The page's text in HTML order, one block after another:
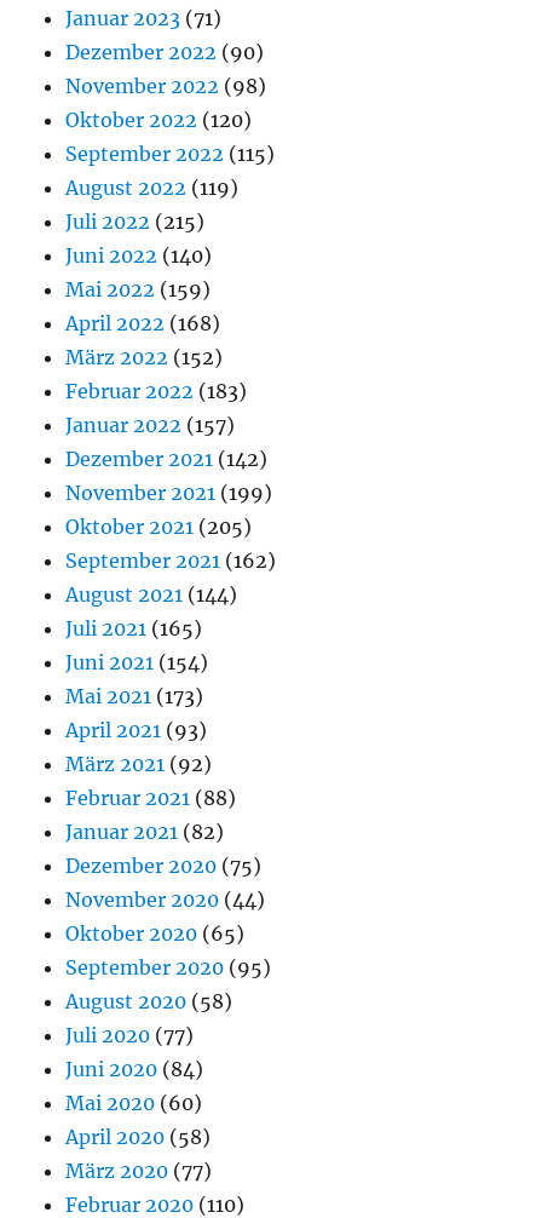
Januar 2023 (71)
Dezember 2022 (90)
November 2022 (98)
Oktober 2022 (120)
September 2022 (115)
August 2022 (119)
Juli 2022 (215)
Juni 2022 (140)
Mai 2022 (159)
April 2022 (168)
März 2022 (152)
Februar 2022 (183)
Januar 2022 (157)
Dezember 2021 (142)
November 2021 (199)
Oktober 2021 (205)
September 2021 (162)
August 2021 (144)
Juli 2021 (165)
Juni 2021 (154)
Mai 2021 (173)
April 2021 (93)
März 2021 (92)
Februar 2021 (88)
Januar 2021 (82)
Dezember 2020 (75)
November 2020 (44)
Oktober 2020 (65)
September 2020 (95)
August 2020 (58)
Juli 2020 (77)
Juni 2020 (84)
Mai 2020 (60)
April 2020 (58)
März 2020 (77)
Februar 2020 (110)